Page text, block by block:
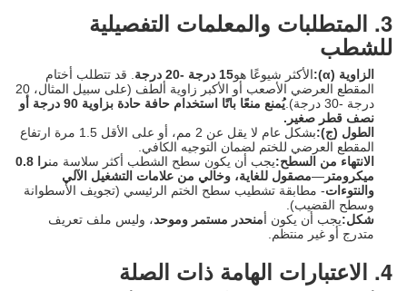
3. المتطلبات والمعلمات التفصيلية
للشطب
الزاوية (α): الأكثر شيوعًا هو15 درجة -20 درجة
. قد تتطلب أختام
المقطع العرضي الأصعب أو الأكبر زاوية ألطف (على سبيل المثال، 20
درجة -30 درجة).
يُمنع منعًا باتًا استخدام حافة حادة بزاوية 90 درجة أو
نصف قطر صغير.
الطول (ج):
بشكل عام لا يقل عن 2 مم، أو على الأقل 1.5 مرة ارتفاع
المقطع العرضي للختم لضمان التوجيه الكافي.
الانتهاء من السطح:يجب أن يكون سطح الشطب أكثر سلاسة من
را 0.8
ميكرومتر —مصقول للغاية، وخالي من علامات التشغيل الآلي
والنتوءات- مطابقة تشطيب سطح الختم الرئيسي (تجويف الأسطوانة
وسطح القضيب).
شكل:يجب أن يكون أمنحدر مستمر وموحد، وليس ملف تعريف
متدرج أو غير منتظم.
4. الاعتبارات الهامة ذات الصلة